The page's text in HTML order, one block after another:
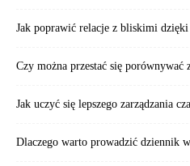
Jak poprawić relacje z bliskimi
Czy można przestać się porównywać
Jak uczyć się lepszego zarządzania
Dlaczego warto prowadzić dziennik